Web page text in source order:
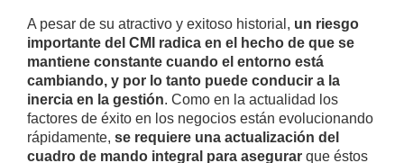
A pesar de su atractivo y exitoso historial, un riesgo
importante del CMI radica en el hecho de que se
mantiene constante cuando el entorno está
cambiando, y por lo tanto puede conducir a la
inercia en la gestión. Como en la actualidad los
factores de éxito en los negocios están evolucionando
rápidamente, se requiere una actualización del
cuadro de mando integral para asegurar que éstos